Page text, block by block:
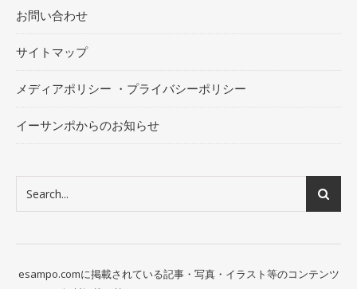
お問い合わせ
サイトマップ
メディアポリシー ・プライバシーポリシー
イーサンポからのお知らせ
esampo.comに掲載されている記事・写真・イラスト等のコンテンツ